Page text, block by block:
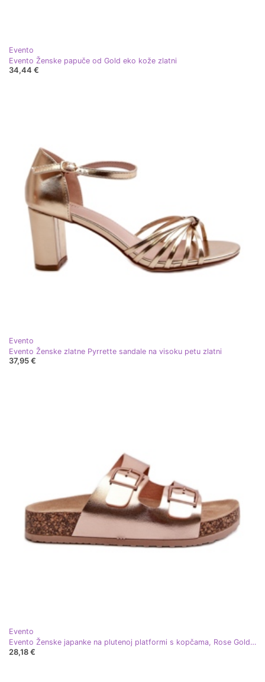
Evento
Evento Ženske papuče od Gold eko kože zlatni
34,44 €
Evento
Evento Ženske zlatne Pyrrette sandale na visoku petu zlatni
37,95 €
Evento
Evento Ženske japanke na plutenoj platformi s kopčama, Rose Gold, Klinesta zlatni
28,18 €